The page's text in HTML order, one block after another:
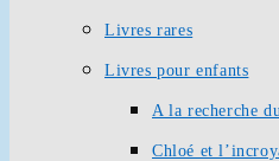
Livres rares
Livres pour enfants
A la recherche
Chloé et